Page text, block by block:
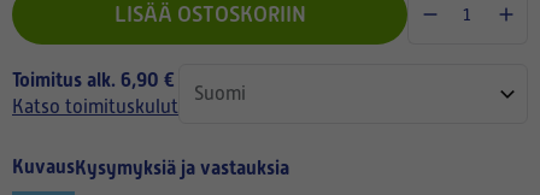
LISÄÄ OSTOSKORIIN
Toimitus alk. 6,90 €
Katso toimituskulut
KuvausKysymyksiä ja vastauksia